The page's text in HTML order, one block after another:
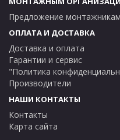
Артикул 0010015262
Предложение монтажникам
ОПЛАТА И ДОСТАВКА
Доставка и оплата
Гарантии и сервис
"Политика
Производители
НАШИ КОНТАКТЫ
Контакты
Карта сайта